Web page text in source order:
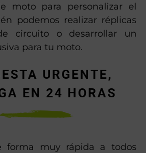
moto para personalizar el
podemos realizar réplicas
circuito o desarrollar un
para tu moto.
URGENTE,
EN 24 HORAS
forma muy rápida a todos